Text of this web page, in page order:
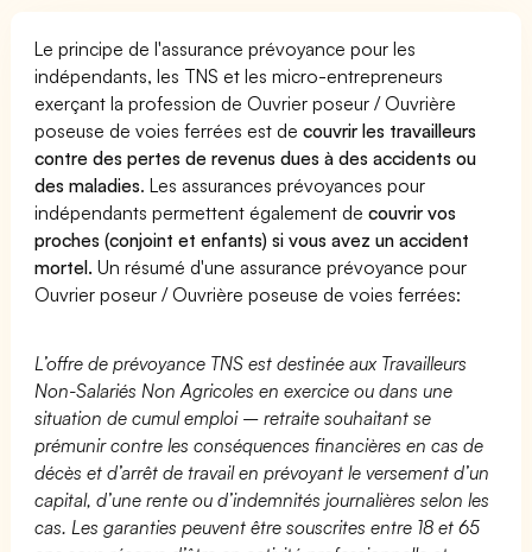
Le principe de l'assurance prévoyance pour les
indépendants, les TNS et les micro-entrepreneurs
exerçant la profession de Ouvrier poseur / Ouvrière
poseuse de voies ferrées est decouvrir les travailleurs
contre des pertes de revenus dues à des accidents ou
des maladies. Les assurances prévoyances pour
indépendants permettent également decouvrir vos
proches (conjoint et enfants) si vous avez un accident
mortel. Un résumé d'une assurance prévoyance pour
Ouvrier poseur / Ouvrière poseuse de voies ferrées:
L’offre de prévoyance TNS est destinée aux Travailleurs
Non-Salariés Non Agricoles en exercice ou dans une
situation de cumul emploi – retraite souhaitant se
prémunir contre les conséquences financières en cas de
décès et d’arrêt de travail en prévoyant le versement d’un
capital, d’une rente ou d’indemnités journalières selon les
cas. Les garanties peuvent être souscrites entre 18 et 65